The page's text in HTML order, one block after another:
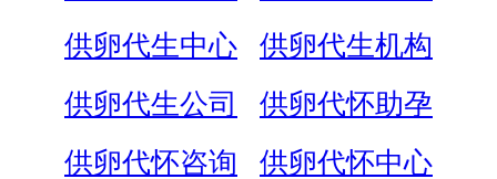
供卵代生中心
供卵代生机构
供卵代生公司
供卵代怀助孕
供卵代怀咨询
供卵代怀中心